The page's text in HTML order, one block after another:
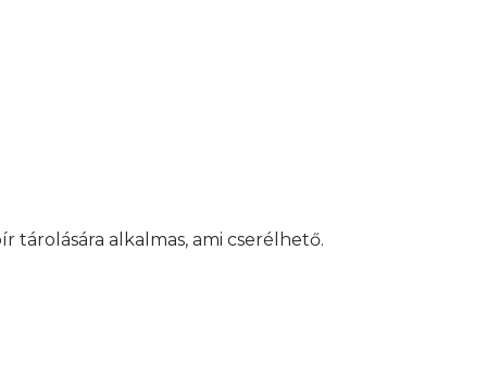
alkalmas, ami cserélhető.